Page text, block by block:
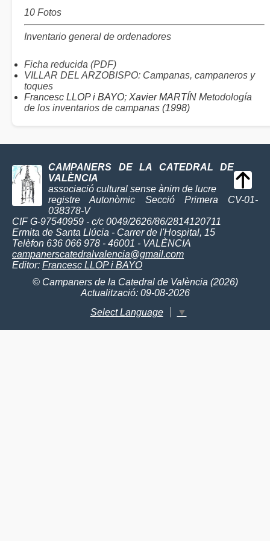
10 Fotos
Inventario general de ordenadores
Ficha reducida (PDF)
VILLAR DEL ARZOBISPO: Campanas, campaneros y
toques
Francesc LLOP i BAYO; Xavier MARTÍN Metodología
de los inventarios de campanas (1998)
CAMPANERS DE LA CATEDRAL DE
VALÈNCIA
associació cultural sense ànim de lucre
registre Autonòmic Secció Primera CV-01-
038378-V
CIF G-97540959 - c/c 0049/2626/86/2814120711
Ermita de Santa Llúcia - Carrer de l'Hospital, 15
Telèfon 636 066 978 - 46001 - VALÈNCIA
campanerscatedralvalencia@gmail.com
Editor: Francesc LLOP i BAYO
© Campaners de la Catedral de València (2026)
Actualització: 09-08-2026
Select Language
▼